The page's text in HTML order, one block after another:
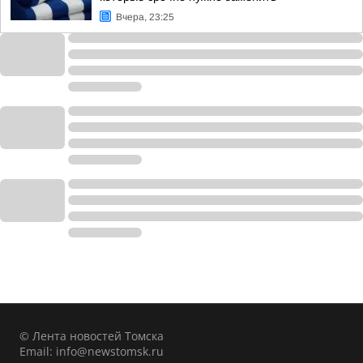
Вчера, 23:25
© Лента новостей Томска
Email: info@newstomsk.ru